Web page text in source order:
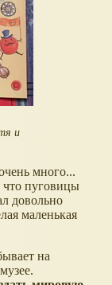
и
много...
что пуговицы
довольно
маленькая
на